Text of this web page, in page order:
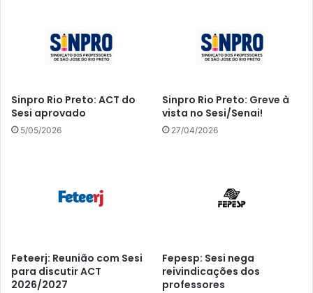
Sinpro Rio Preto: ACT do
Sesi aprovado
5/05/2026
Sinpro Rio Preto: Greve à
vista no Sesi/Senai!
27/04/2026
Feteerj: Reunião com Sesi
para discutir ACT
2026/2027
Fepesp: Sesi nega
reivindicações dos
professores